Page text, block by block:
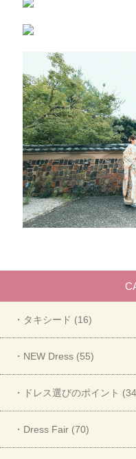
・タキシード (16)
・NEW Dress (55)
・ドレス選びのポイント
・Dress Fair (70)